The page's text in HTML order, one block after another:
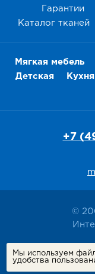
Гарантии
Каталог тканей
Мягкая мебель
Детская
©
+7
Мы используем
удобства